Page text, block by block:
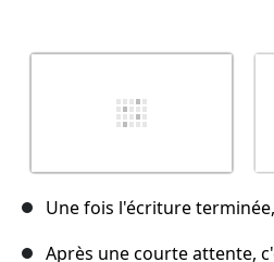
Une fois l'écriture
Après une courte attente,